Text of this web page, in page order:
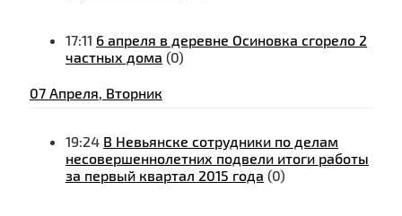
17:11 6 апреля в деревне Осиновка сгорело 2
частных дома (0)
07 Апреля, Вторник
19:24 В Невьянске сотрудники по делам
несовершеннолетних подвели итоги работы
за первый квартал 2015 года (0)